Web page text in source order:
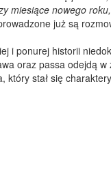
miesiące nowego
już są
i ponurej historii
oraz passa odejdą
który stał się